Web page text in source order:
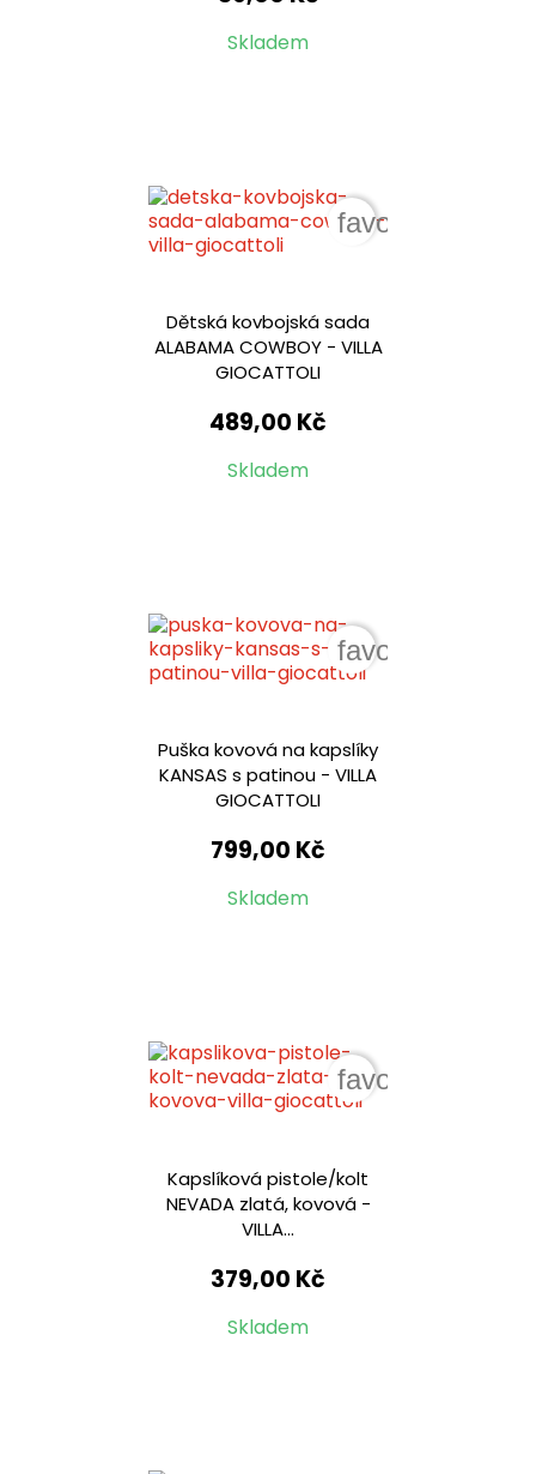
Skladem
Dětská kovbojská sada
ALABAMA COWBOY - VILLA
GIOCATTOLI
489,00 Kč
Skladem
favorite_border
Puška kovová na kapslíky
KANSAS s patinou - VILLA
GIOCATTOLI
799,00 Kč
Skladem
favorite_border
Kapslíková pistole/kolt
NEVADA zlatá, kovová -
VILLA...
379,00 Kč
Skladem
favorite_border